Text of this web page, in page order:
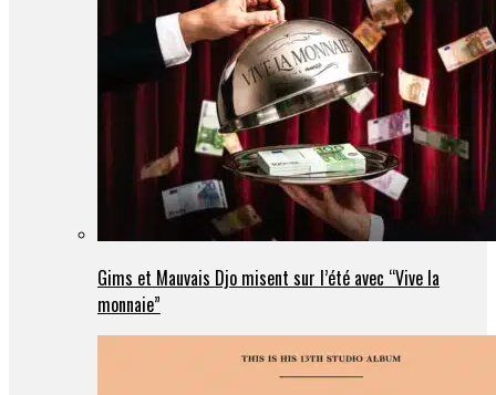
Gims et Mauvais Djo misent sur l’été avec “Vive la
monnaie”